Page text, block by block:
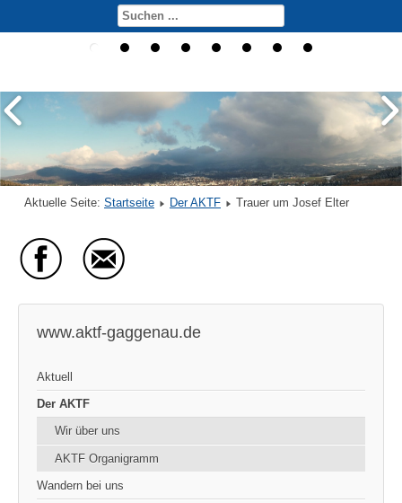
Aktuelle Seite: Startseite Der AKTF Trauer um Josef Elter
www.aktf-gaggenau.de
Aktuell
Der AKTF
Wir über uns
AKTF Organigramm
Wandern bei uns